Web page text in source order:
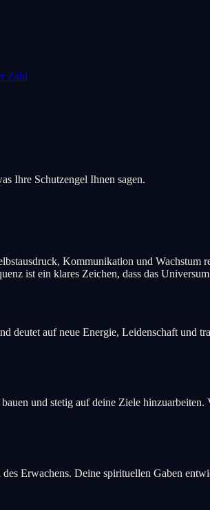
Zahl
Ihre Schutzengel Ihnen sagen.
Kommunikation und
ist ein klares Zeichen, dass das
deutet auf neue Energie, Leidenschaft und
und stetig auf deine Ziele
Erwachens. Deine spirituellen Gaben